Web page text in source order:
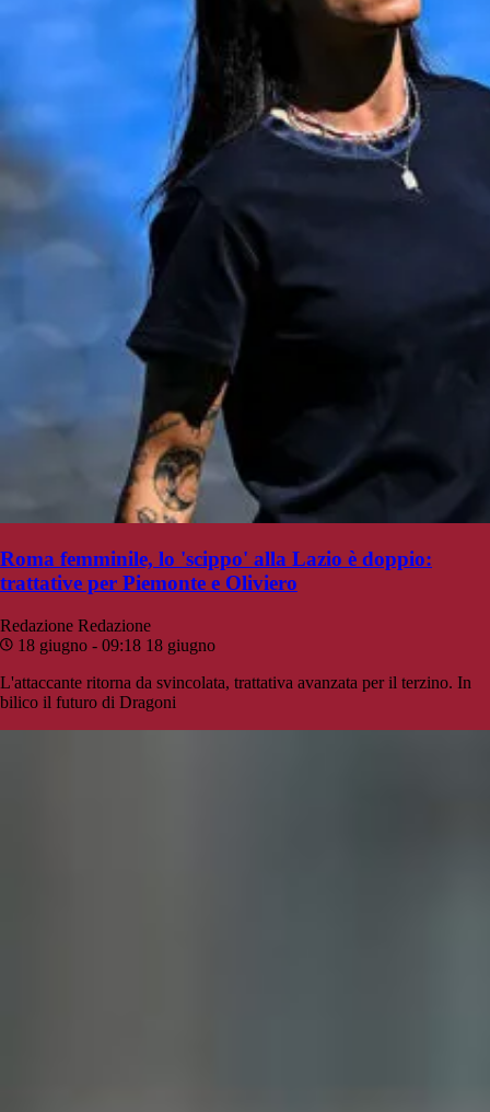
Roma femminile, lo 'scippo' alla Lazio è doppio:
trattative per Piemonte e Oliviero
Redazione Redazione
18 giugno - 09:18 18 giugno
L'attaccante ritorna da svincolata, trattativa avanzata per il terzino. In
bilico il futuro di Dragoni